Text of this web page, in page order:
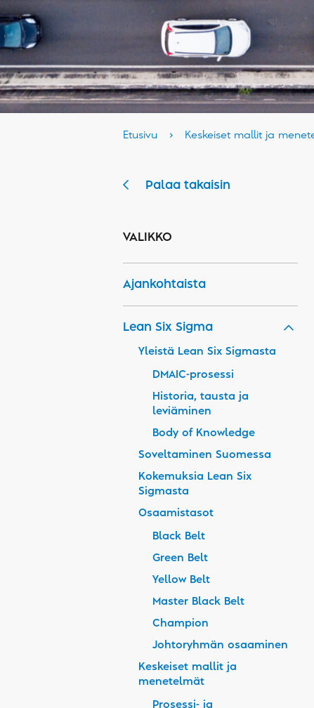
Etusivu › Keskeiset mallit ja
Palaa takaisin
VALIKKO
Ajankohtaista
Lean Six Sigma
Yleistä Lean Six Sigmasta
DMAIC-prosessi
Historia, tausta ja
leviäminen
Body of Knowledge
Soveltaminen Suomessa
Kokemuksia Lean Six
Sigmasta
Osaamistasot
Black Belt
Green Belt
Yellow Belt
Master Black Belt
Champion
Johtoryhmän osaaminen
Keskeiset mallit ja
menetelmät
Prosessi- ja